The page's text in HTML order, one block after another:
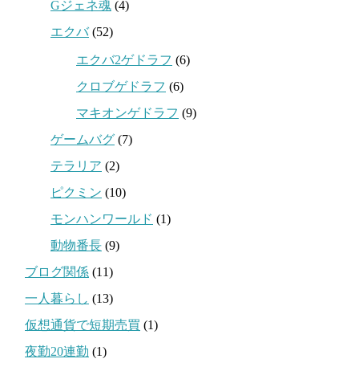
Gジェネ魂 (4)
エクバ(52)
エクバ2ゲドラフ (6)
クロブゲドラフ (6)
マキオンゲドラフ (9)
ゲームバグ (7)
テラリア (2)
ピクミン (10)
モンハンワールド (1)
動物番長 (9)
ブログ関係 (11)
一人暮らし (13)
仮想通貨で短期売買 (1)
夜勤20連勤 (1)